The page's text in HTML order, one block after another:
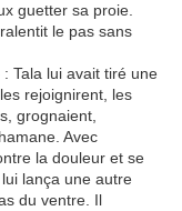
sa proie.
le pas sans
lui avait tiré une
rejoignirent, les
grognaient,
Avec
la douleur et se
lança une autre
du ventre. Il